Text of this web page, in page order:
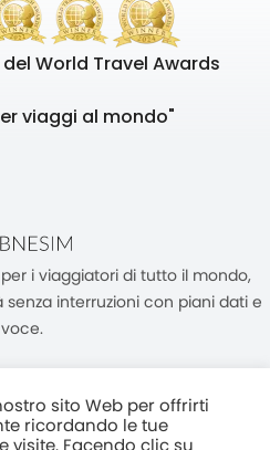
del World Travel Awards
viaggi al mondo"
per i viaggiatori di tutto il mondo,
interruzioni con piani dati e
voce.
sito Web per offrirti
ricordando le tue
visite. Facendo clic su